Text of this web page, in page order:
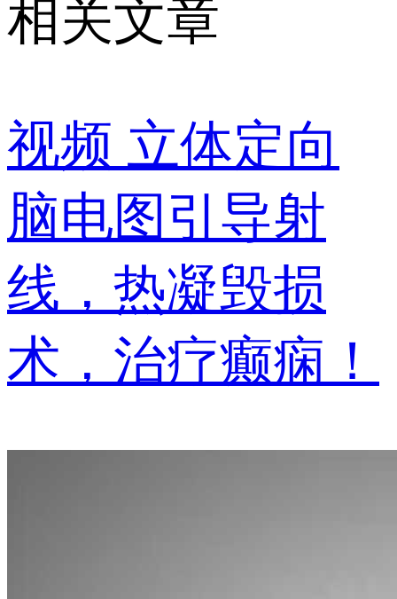
相关文章
视频 立体定向
脑电图引导射
线，热凝毁损
术，治疗癫痫！